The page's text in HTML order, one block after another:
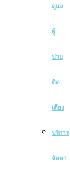
ดูแล
ผู้
ป่วย
ติด
เตียง
บริการ
จัดหา